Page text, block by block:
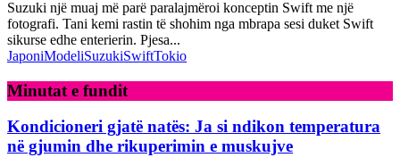
Suzuki një muaj më parë paralajmëroi konceptin Swift me një
fotografi. Tani kemi rastin të shohim nga mbrapa sesi duket Swift
sikurse edhe enterierin. Pjesa...
JaponiModeliSuzukiSwiftTokio
Minutat e fundit
Kondicioneri gjatë natës: Ja si ndikon temperatura
në gjumin dhe rikuperimin e muskujve